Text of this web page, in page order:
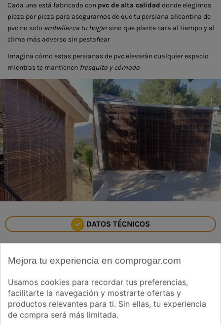
Cada una está fabricada con pvc de alta calidad donde elegimos
pieza por pieza para asegurarnos de que tu persiana alicantina de
pvc no solo embellezca tu hogarsino que plante cara al tiempo y al
clima más adverso sin pestañear
Imagina cómo estas persianas de pvc elevarán cualquier espacio
mientras te mantienen fresquito y cómodo
DATOS TÉCNICOS
otorgñandoles el distintivo nombre de ''persianas alicantinas de
cadenilla''
✓Peso:3,35 kg por metro cuadrado - ligera pero robusta como
debe ser
✓Montante superior reforzado (7 x 1,8 cm)
Mejora tu experiencia en comprogar.com
Usamos cookies para recordar tus preferencias,
facilitarte la navegación y mostrarte ofertas y
productos relevantes para ti. Sin ellas, tu experiencia
de compra será más limitada.